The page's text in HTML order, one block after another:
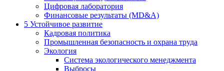
Цифровая лаборатория
Финансовые результаты (MD&A)
5 Устойчивое развитие
Кадровая политика
Промышленная безопасность и охрана труда
Экология
Система экологического менеджмента
Выбросы